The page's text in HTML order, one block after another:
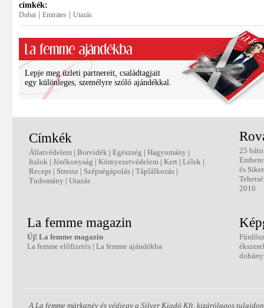
címkék:
Dubai Emirates Utazás
Lepje meg üzleti partnereit, családtagjait
egy különleges, személyre szóló ajándékkal.
Címkék
Állatvédelem | Borvidék | Egészség | Hagyomány |
Italok | Jótékonyság | Környezetvédelem | Kert | Lélek |
Recept | Stressz | Szépségápolás | Táplálkozás |
Tudomány | Utazás
25
és
2016
La femme magazin
Új! La femme magazin
La femme előfizetés | La femme ajándékba
A La femme márkanév és védjegy a Silver Kiadó Kft. kizárólagos